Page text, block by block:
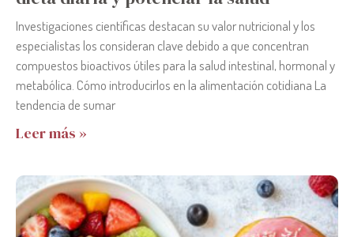
Investigaciones científicas destacan su valor nutricional y los
especialistas los consideran clave debido a que concentran
compuestos bioactivos útiles para la salud intestinal, hormonal y
metabólica. Cómo introducirlos en la alimentación cotidiana La
tendencia de sumar
Leer más »